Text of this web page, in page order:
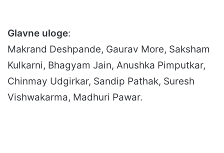
Glavne uloge:
Makrand Deshpande, Gaurav More, Saksham
Kulkarni, Bhagyam Jain, Anushka Pimputkar,
Chinmay Udgirkar, Sandip Pathak, Suresh
Vishwakarma, Madhuri Pawar.